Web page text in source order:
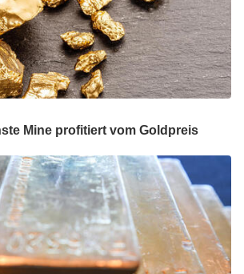
Mine profitiert vom Goldpreis